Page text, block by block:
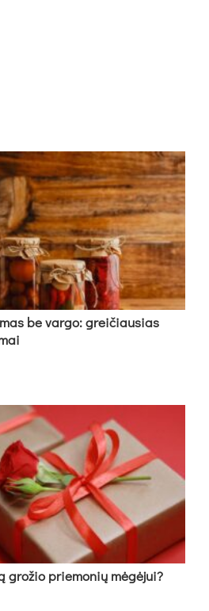
be vargo: greičiausias
grožio priemonių mėgėjui?